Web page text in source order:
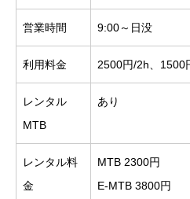
営業時間 9:00～日没
利用料金 2500円/2h、1500
レンタル
MTB
あり
レンタル料
金
MTB 2300円
E-MTB 3800円